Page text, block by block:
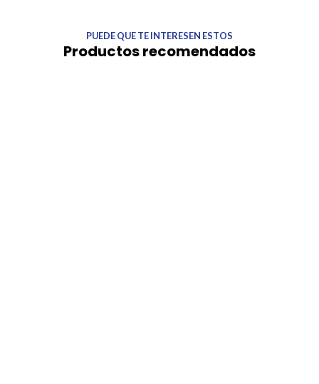
PUEDE QUE TE INTERESEN ESTOS
Productos recomendados